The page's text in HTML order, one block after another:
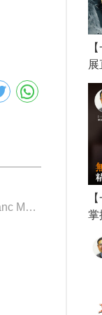
下一個: Montblanc MB134019
展
手
掌